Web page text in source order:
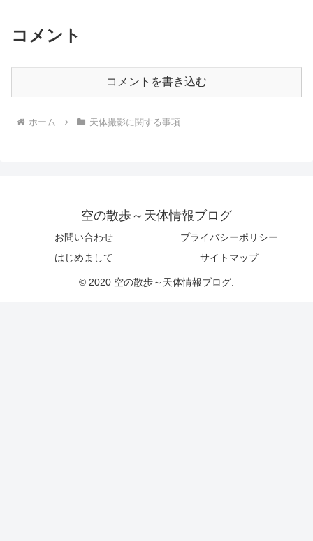
コメント
コメントを書き込む
ホーム 天体撮影に関する事項
空の散歩～天体情報ブログ
お問い合わせ
プライバシーポリシー
はじめまして
サイトマップ
© 2020 空の散歩～天体情報ブログ.